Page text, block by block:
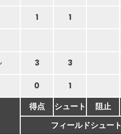
1 1
3
3
0 1
得点 シュート 阻止
フィールドシュート